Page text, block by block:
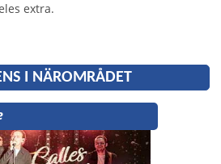
extra.
I NÄROMRÅDET